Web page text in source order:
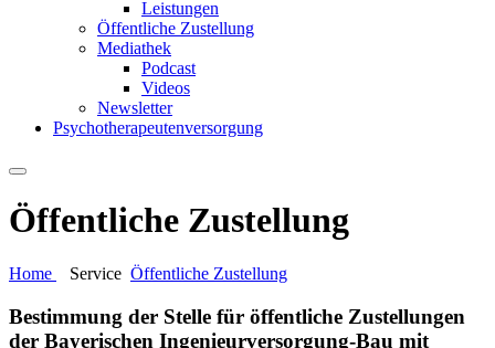
Leistungen
Öffentliche Zustellung
Mediathek
Podcast
Videos
Newsletter
Psychotherapeutenversorgung
Öffentliche Zustellung
Home Service Öffentliche Zustellung
Bestimmung der Stelle für öffentliche Zustellungen
der Bayerischen Ingenieurversorgung-Bau mit